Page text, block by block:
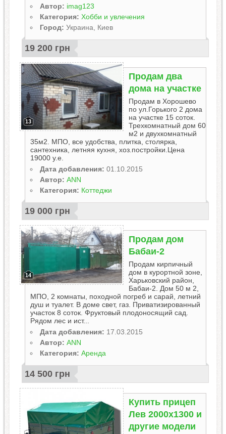
Автор: imag123
Категория: Хобби и увлечения
Город: Украина, Киев
19 200 грн
13
Продам два
дома на участке
Продам в Хорошево
по ул.Горького 2 дома
на участке 15 соток.
Трехкомнатный дом 60
м2 и двухкомнатный
35м2. МПО, все удобства, плитка, столярка,
сантехника, летняя кухня, хоз.постройки.Цена
19000 у.е.
Дата добавления: 01.10.2015
Автор: ANN
Категория: Коттеджи
19 000 грн
14
Продам дом
Бабаи-2
Продам кирпичный
дом в курортной зоне,
Харьковский район,
Бабаи-2. Дом 50 м 2,
МПО, 2 комнаты, походной погреб и сарай, летний
душ и туалет. В доме свет, газ. Приватизированный
участок 8 соток. Фруктовый плодоносящий сад.
Рядом лес и ист...
Дата добавления: 17.03.2015
Автор: ANN
Категория: Аренда
14 500 грн
Купить прицеп
Лев 2000х1300 и
другие модели